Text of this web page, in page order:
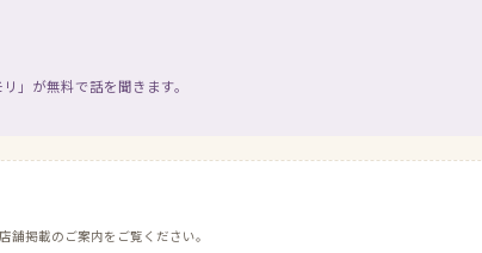
」が無料で話を聞きます。
掲載のご案内をご覧ください。